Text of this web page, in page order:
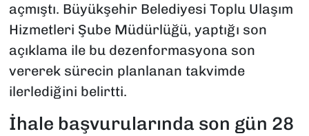
açmıştı. Büyükşehir Belediyesi Toplu Ulaşım
Hizmetleri Şube Müdürlüğü, yaptığı son
açıklama ile bu dezenformasyona son
vererek sürecin planlanan takvimde
ilerlediğini belirtti.
İhale başvurularında son gün 28